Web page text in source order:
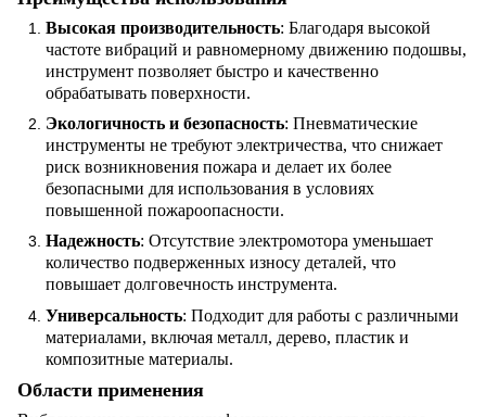
Высокая производительность: Благодаря высокой
частоте вибраций и равномерному движению подошвы,
инструмент позволяет быстро и качественно
обрабатывать поверхности.
Экологичность и безопасность: Пневматические
инструменты не требуют электричества, что снижает
риск возникновения пожара и делает их более
безопасными для использования в условиях
повышенной пожароопасности.
Надежность: Отсутствие электромотора уменьшает
количество подверженных износу деталей, что
повышает долговечность инструмента.
Универсальность: Подходит для работы с различными
материалами, включая металл, дерево, пластик и
композитные материалы.
Области применения